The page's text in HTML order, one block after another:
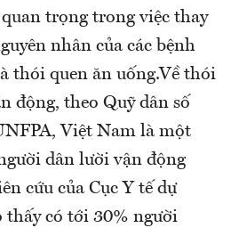
trọng trong việc thay
nhân của các bệnh
thói quen ăn uống.Về thói
động, theo Quỹ dân số
Việt Nam là một
dân lười vận động
cứu của Cục Y tế dự
thấy có tới 30% người